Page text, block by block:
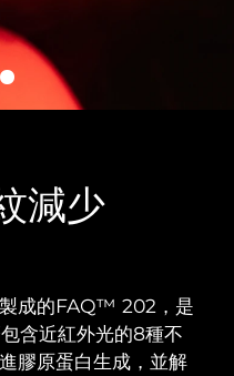
減少
成的FAQ™ 202，是
含近紅外光的8種不
膠原蛋白生成，並解
預計送達日期
8/8/26
預計送達日期8/14/26